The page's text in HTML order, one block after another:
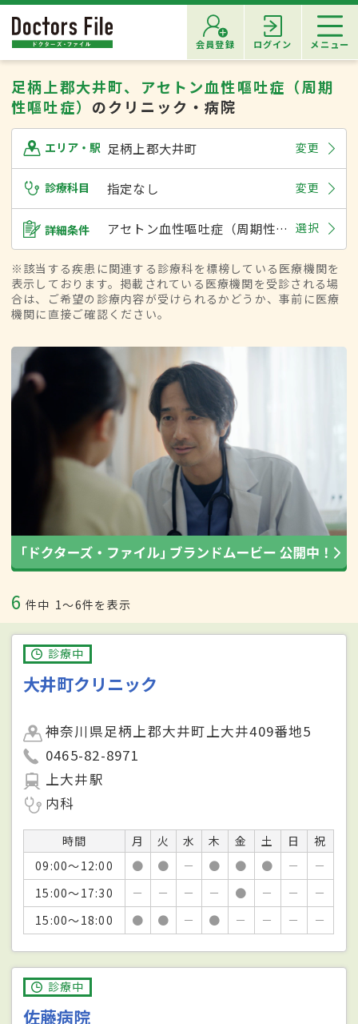
会員登録 ログイン メニュー
足柄上郡大井町、アセトン血性嘔吐症（周期
性嘔吐症） のクリニック・病院
エリア・駅 足柄上郡大井町 変更
診療科目 指定なし 変更
詳細条件 アセトン血性嘔吐症（周期性嘔吐症） 選択
※該当する疾患に関連する診療科を標榜している医療機関を
表示しております。掲載されている医療機関を受診される場
合は、ご希望の診療内容が受けられるかどうか、事前に医療
機関に直接ご確認ください。
6 件中 1〜6件を表示
診療中
大井町クリニック
神奈川県足柄上郡大井町上大井409番地5
0465-82-8971
上大井駅
内科
時間 月 火 水 木 金 土 日
祝
09:00～12:00
● ● － ● ● ● －
－
15:00～17:30
－ － － － ● － －
－
15:00～18:00
● ● － ● － － － －
診療中
佐藤病院